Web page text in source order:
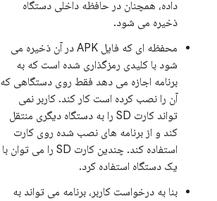
داده، همچنان در حافظه داخلی دستگاه
ذخیره می شود.
محفظه ای که فایل APK در آن ذخیره می
شود با کلیدی رمزگذاری شده است که به
برنامه اجازه می دهد فقط روی دستگاهی که
آن را نصب کرده است کار کند. کاربر نمی
تواند کارت SD را به دستگاه دیگری منتقل
کند و از برنامه های نصب شده روی کارت
استفاده کند. چندین کارت SD را می توان با
یک دستگاه استفاده کرد.
بنا به درخواست کاربر، برنامه می تواند به